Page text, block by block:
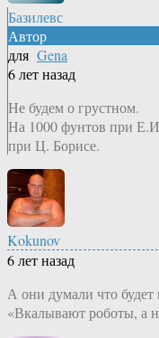
Базилевс
Автор
для Gena
6 лет назад
Не будем о грустном.
На 1000 фунтов при
при Ц. Борисе.
Kokunov
6 лет назад
А они думали что будет
«Вкалывают роботы, а